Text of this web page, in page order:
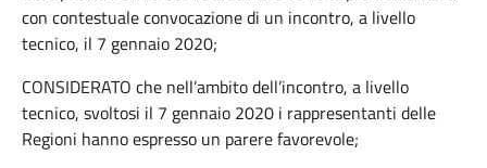
con contestuale convocazione di un incontro, a livello
tecnico, il 7 gennaio 2020;
CONSIDERATO che nell’ambito dell’incontro, a livello
tecnico, svoltosi il 7 gennaio 2020 i rappresentanti delle
Regioni hanno espresso un parere favorevole;